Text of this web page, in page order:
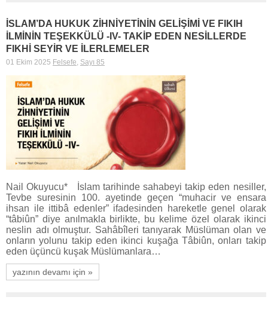
İSLAM’DA HUKUK ZİHNİYETİNİN GELİŞİMİ VE FIKIH
İLMİNİN TEŞEKKÜLÜ -IV- TAKİP EDEN NESİLLERDE
FIKHİ SEYİR VE İLERLEMELER
01 Ekim 2025 Felsefe, Sayı 85
Nail Okuyucu* İslam tarihinde sahabeyi takip eden nesiller,
Tevbe suresinin 100. ayetinde geçen “muhacir ve ensara
ihsan ile ittibâ edenler” ifadesinden hareketle genel olarak
“tâbiûn” diye anılmakla birlikte, bu kelime özel olarak ikinci
neslin adı olmuştur. Sahâbîleri tanıyarak Müslüman olan ve
onların yolunu takip eden ikinci kuşağa Tâbiûn, onları takip
eden üçüncü kuşak Müslümanlara…
yazının devamı için »